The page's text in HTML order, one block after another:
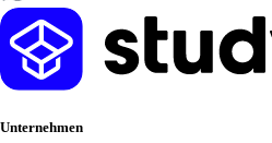
Unternehmen